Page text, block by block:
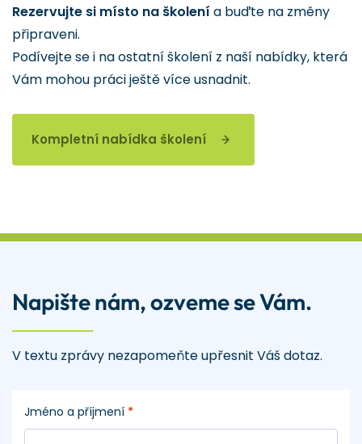
Rezervujte si místo na školení a buďte na změny
připraveni.
Podívejte se i na ostatní školení z naší nabídky, která
Vám mohou práci ještě více usnadnit.
Kompletní nabídka školení
Napište nám, ozveme se Vám.
V textu zprávy nezapomeňte upřesnit Váš dotaz.
Jméno a příjmení *